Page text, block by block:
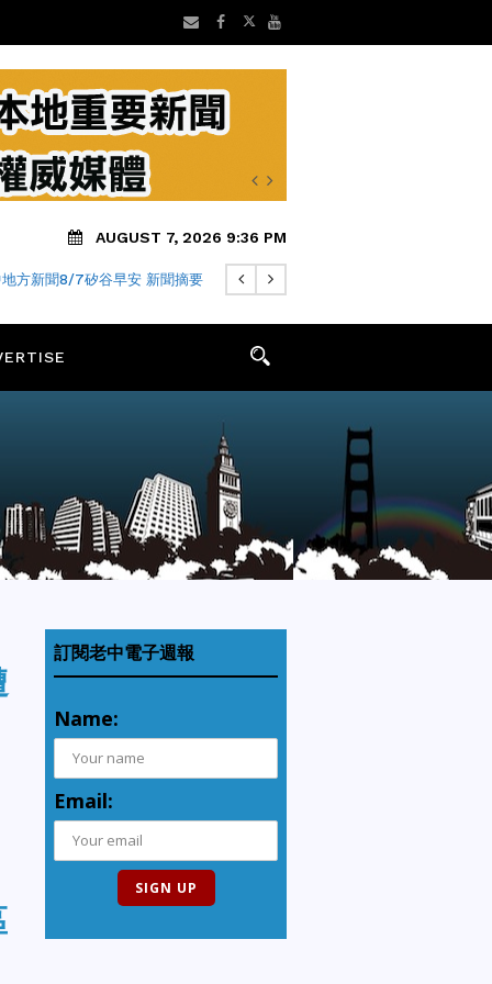
AUGUST 7, 2026 9:36 PM
地方新聞8/7矽谷早安 新聞摘要
訂閱老中電子週報
Name:
Email: